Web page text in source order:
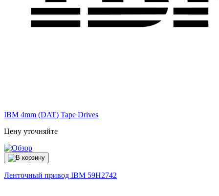
IBM 4mm (DAT) Tape Drives
Цену уточняйте
Ленточный привод IBM 59H2742